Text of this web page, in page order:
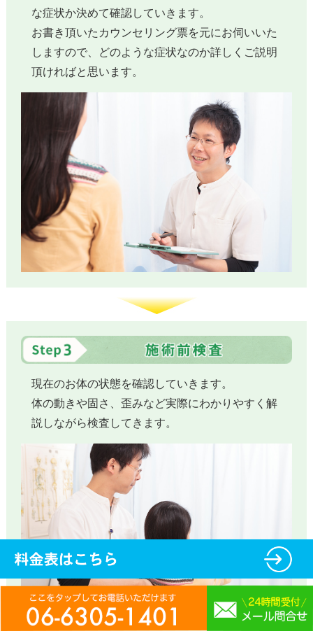
な症状か決めて確認していきます。
お書き頂いたカウンセリング票を元にお伺いいた
しますので、どのような症状なのか詳しくご説明
頂ければと思います。
現在のお体の状態を確認していきます。
体の動きや固さ、歪みなど実際にわかりやすく解
説しながら検査してきます。